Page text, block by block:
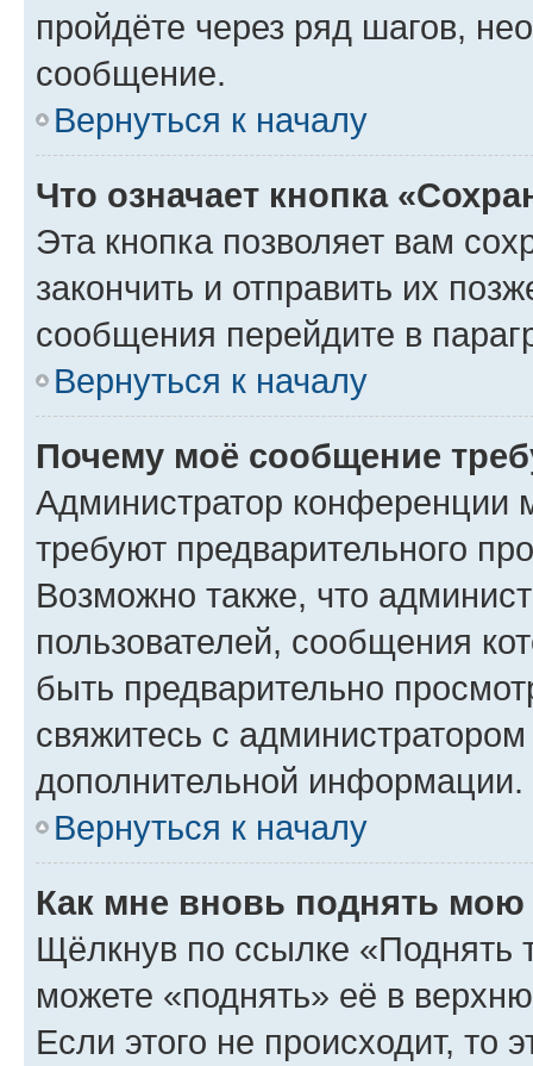
пройдёте через ряд шагов,
сообщение.
Вернуться к началу
Что означает кнопка
Эта кнопка позволяет вам
закончить и отправить их
сообщения перейдите в
Вернуться к началу
Почему моё сообщение
Администратор конференции
требуют предварительного
Возможно также, что
пользователей, сообщения
быть предварительно
свяжитесь с
дополнительной информации.
Вернуться к началу
Как мне вновь поднять мою
Щёлкнув по ссылке «Поднять
можете «поднять» её в
Если этого не происходит, то